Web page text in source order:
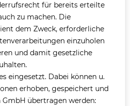
für bereits erteilte
zu machen. Die
dem Zweck, erforderliche
einzuholen
und damit gesetzliche
eingesetzt. Dabei können u.
erhoben, gespeichert und
übertragen werden: